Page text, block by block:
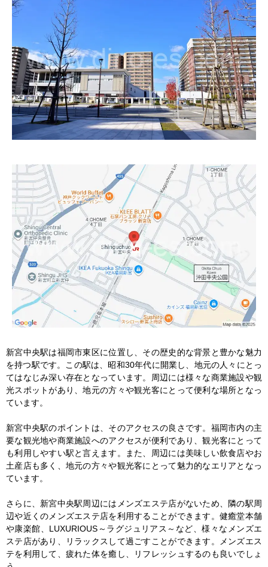
新宮中央駅は福岡市東区に位置し、その歴史的な背景と豊かな魅力
を持つ駅です。この駅は、昭和30年代に開業し、地元の人々にとっ
てはなじみ深い存在となっています。周辺には様々な商業施設や観
光スポットがあり、地元の方々や観光客にとって便利な場所となっ
ています。
新宮中央駅のポイントは、そのアクセスの良さです。福岡市内の主
要な観光地や商業施設へのアクセスが便利であり、観光客にとって
も利用しやすい駅と言えます。また、周辺には美味しい飲食店やお
土産店も多く、地元の方々や観光客にとって魅力的なエリアとなっ
ています。
さらに、新宮中央駅周辺にはメンズエステ店がないため、隣の駅周
辺や近くのメンズエステ店を利用することができます。健癒堂本舗
や康楽館、LUXURIOUS～ラグジュリアス～など、様々なメンズエ
ステ店があり、リラックスして過ごすことができます。メンズエス
テを利用して、疲れた体を癒し、リフレッシュするのも良いでしょ